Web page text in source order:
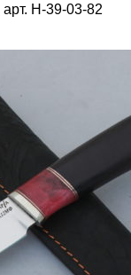
арт. Н-39-03-82